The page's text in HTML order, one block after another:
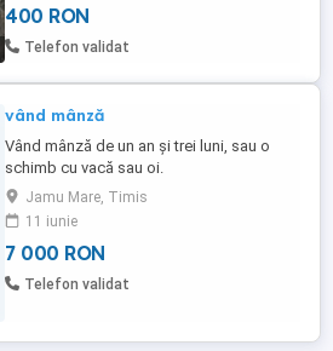
400 RON
Telefon validat
vând mânză
Vând mânză de un an și trei luni, sau o
schimb cu vacă sau oi.
Jamu Mare, Timis
11 iunie
7 000 RON
Telefon validat